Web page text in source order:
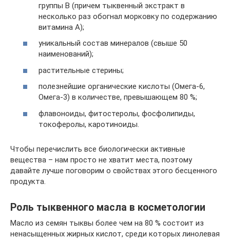
группы В (причем тыквенный экстракт в
несколько раз обогнал морковку по содержанию
витамина А);
уникальный состав минералов (свыше 50
наименований);
растительные стерины;
полезнейшие органические кислоты (Омега-6,
Омега-3) в количестве, превышающем 80 %;
флавоноиды, фитостеролы, фосфолипиды,
токоферолы, каротиноиды.
Чтобы перечислить все биологически активные
вещества – нам просто не хватит места, поэтому
давайте лучше поговорим о свойствах этого бесценного
продукта.
Роль тыквенного масла в косметологии
Масло из семян тыквы более чем на 80 % состоит из
ненасыщенных жирных кислот, среди которых линолевая